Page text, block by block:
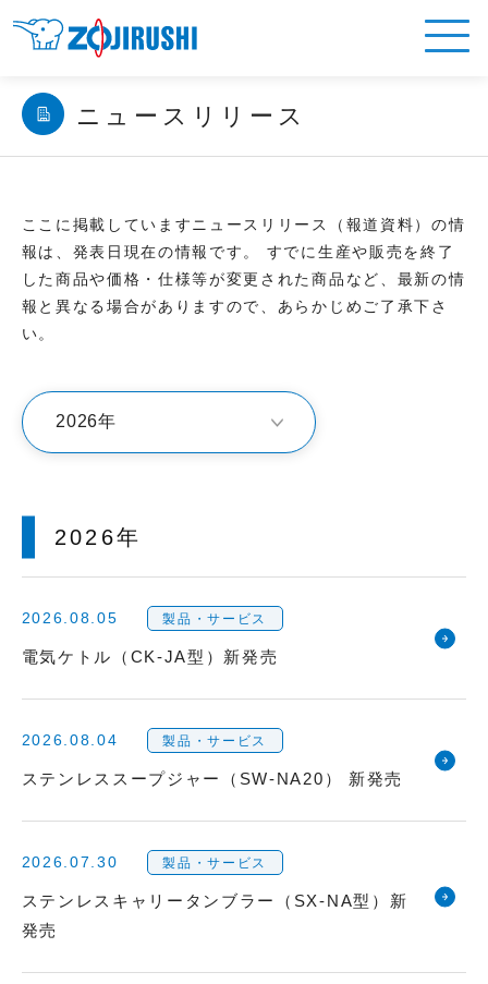
ニュースリリース
ここに掲載していますニュースリリース（報道資料）の情
報は、発表日現在の情報です。 すでに生産や販売を終了
した商品や価格・仕様等が変更された商品など、最新の情
報と異なる場合がありますので、あらかじめご了承下さ
い。
2026年
2026.08.05 製品・サービス
電気ケトル（CK-JA型）新発売
2026.08.04 製品・サービス
ステンレススープジャー（SW-NA20） 新発売
2026.07.30 製品・サービス
ステンレスキャリータンブラー（SX-NA型）新
発売